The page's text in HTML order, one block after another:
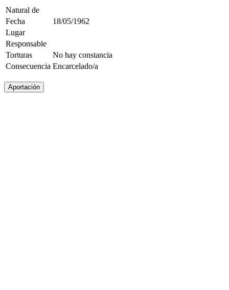
Natural de
Fecha
18/05/1962
Lugar
Responsable
Torturas
No hay constancia
Consecuencia Encarcelado/a